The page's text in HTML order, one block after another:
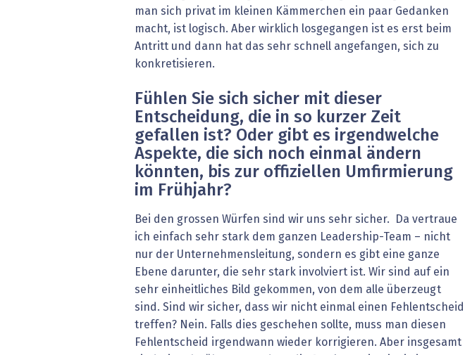
man sich privat im kleinen Kämmerchen ein paar Gedanken
macht, ist logisch. Aber wirklich losgegangen ist es erst beim
Antritt und dann hat das sehr schnell angefangen, sich zu
konkretisieren.
Fühlen Sie sich sicher mit dieser
Entscheidung, die in so kurzer Zeit
gefallen ist? Oder gibt es irgendwelche
Aspekte, die sich noch einmal ändern
könnten, bis zur offiziellen Umfirmierung
im Frühjahr?
Bei den grossen Würfen sind wir uns sehr sicher. Da vertraue
ich einfach sehr stark dem ganzen Leadership-Team – nicht
nur der Unternehmensleitung, sondern es gibt eine ganze
Ebene darunter, die sehr stark involviert ist. Wir sind auf ein
sehr einheitliches Bild gekommen, von dem alle überzeugt
sind. Sind wir sicher, dass wir nicht einmal einen Fehlentscheid
treffen? Nein. Falls dies geschehen sollte, muss man diesen
Fehlentscheid irgendwann wieder korrigieren. Aber insgesamt